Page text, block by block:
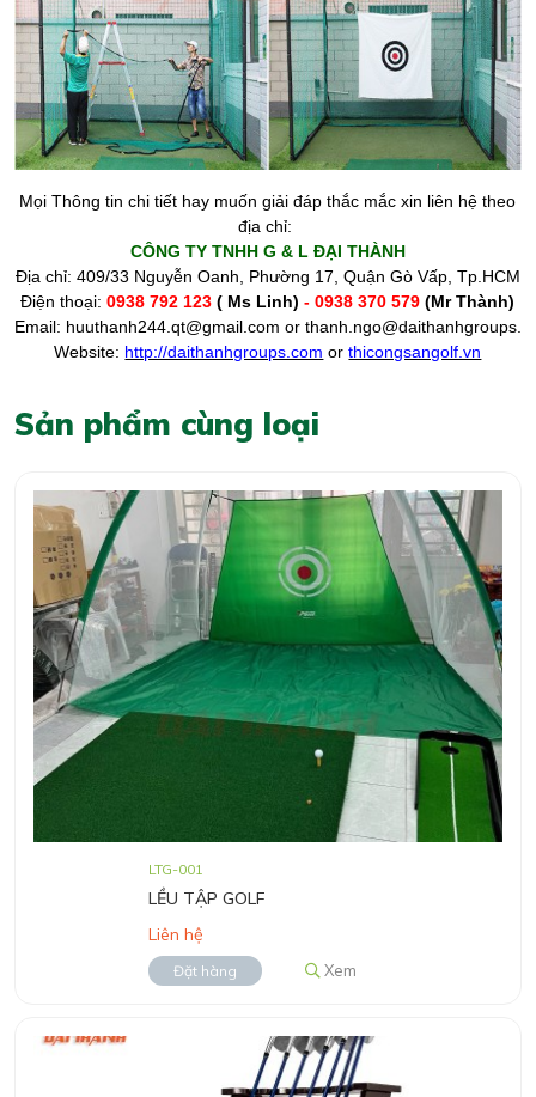
Mọi Thông tin chi tiết hay muốn giải đáp thắc mắc xin liên hệ theo
địa chỉ:
CÔNG TY TNHH G & L ĐẠI THÀNH
Địa chỉ: 409/33 Nguyễn Oanh, Phường 17, Quận Gò Vấp, Tp.HCM
Điện thoại:0938 792 123( Ms Linh) - 0938 370 579 (Mr Thành)
Email: huuthanh244.qt@gmail.com or
Website: http://daithanhgroups.com orthicongsangolf.vn
Sản phẩm cùng loại
LTG-001
LỀU TẬP GOLF
Liên hệ
Đặt hàng Xem